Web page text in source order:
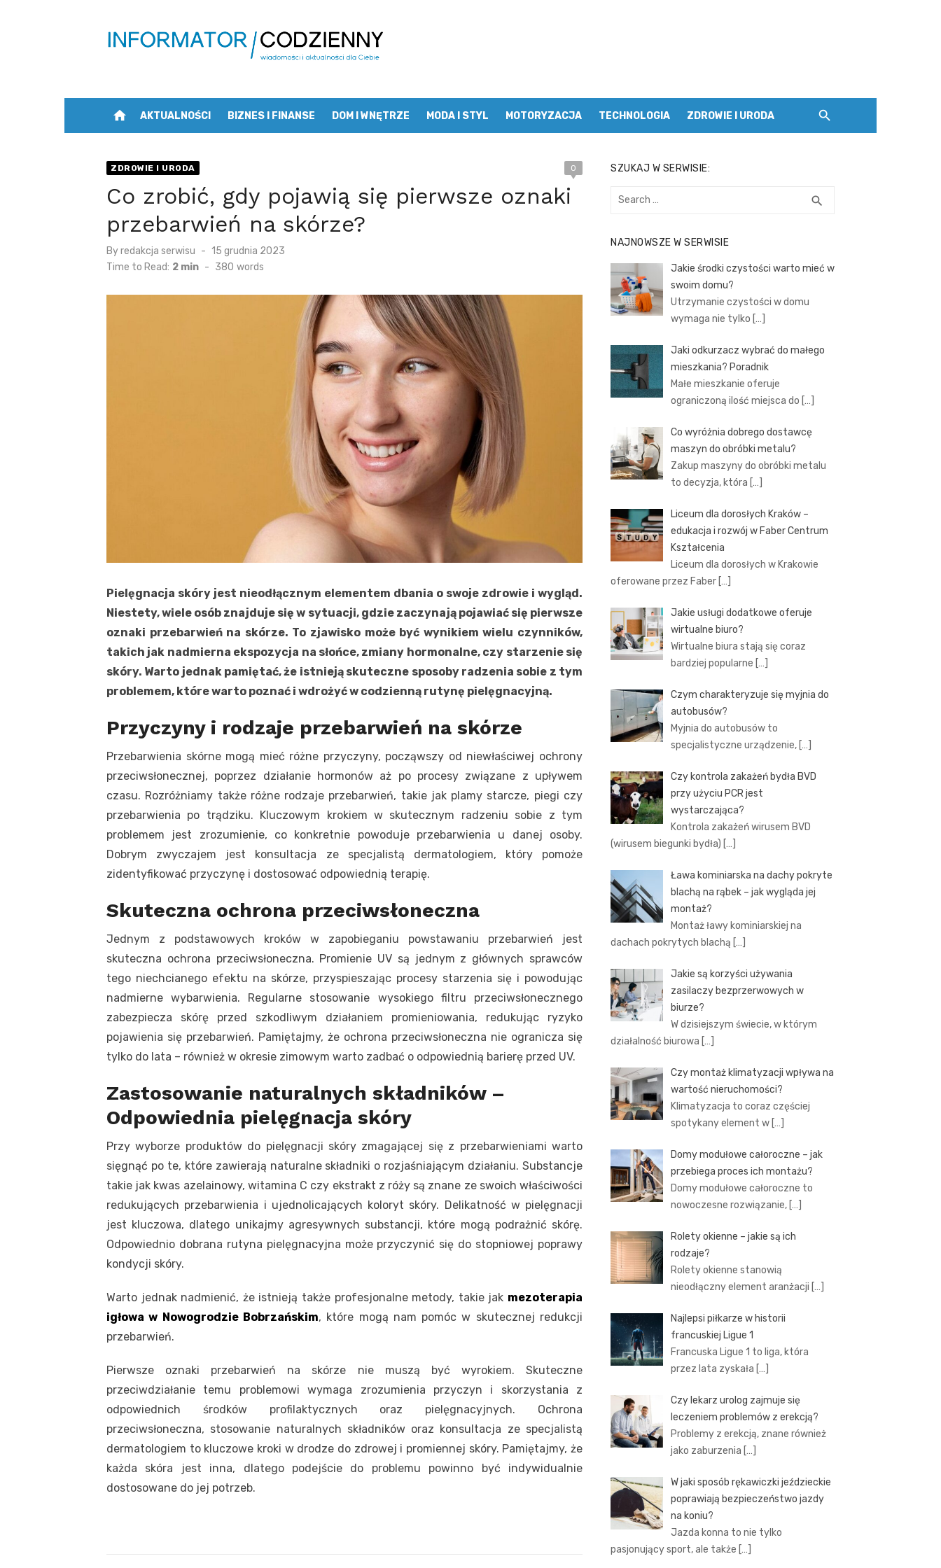
home AKTUALNOŚCI BIZNES I FINANSE DOM I WNĘTRZE MODA I STYL MOTORYZACJA TECHNOLOGIA ZDROWIE I URODA
ZDROWIE I URODA 0
Co zrobić, gdy pojawią się pierwsze oznaki
przebarwień na skórze?
Byredakcja serwisu
Posted
on
15 grudnia 2023
Time to Read: 2 min - 380 words
Pielęgnacja skóry jest nieodłącznym elementem dbania o swoje zdrowie i wygląd.
Niestety, wiele osób znajduje się w sytuacji, gdzie zaczynają pojawiać się pierwsze
oznaki przebarwień na skórze. To zjawisko może być wynikiem wielu czynników,
takich jak nadmierna ekspozycja na słońce, zmiany hormonalne, czy starzenie się
skóry. Warto jednak pamiętać, że istnieją skuteczne sposoby radzenia sobie z tym
problemem, które warto poznać i wdrożyć w codzienną rutynę pielęgnacyjną.
Przyczyny i rodzaje przebarwień na skórze
Przebarwienia skórne mogą mieć różne przyczyny, począwszy od niewłaściwej ochrony
przeciwsłonecznej, poprzez działanie hormonów aż po procesy związane z upływem
czasu. Rozróżniamy także różne rodzaje przebarwień, takie jak plamy starcze, piegi czy
przebarwienia po trądziku. Kluczowym krokiem w skutecznym radzeniu sobie z tym
problemem jest zrozumienie, co konkretnie powoduje przebarwienia u danej osoby.
Dobrym zwyczajem jest konsultacja ze specjalistą dermatologiem, który pomoże
zidentyfikować przyczynę i dostosować odpowiednią terapię.
Skuteczna ochrona przeciwsłoneczna
Jednym z podstawowych kroków w zapobieganiu powstawaniu przebarwień jest
skuteczna ochrona przeciwsłoneczna. Promienie UV są jednym z głównych sprawców
tego niechcianego efektu na skórze, przyspieszając procesy starzenia się i powodując
nadmierne wybarwienia. Regularne stosowanie wysokiego filtru przeciwsłonecznego
zabezpiecza skórę przed szkodliwym działaniem promieniowania, redukując ryzyko
pojawienia się przebarwień. Pamiętajmy, że ochrona przeciwsłoneczna nie ogranicza się
tylko do lata – również w okresie zimowym warto zadbać o odpowiednią barierę przed UV.
Zastosowanie naturalnych składników –
Odpowiednia pielęgnacja skóry
Przy wyborze produktów do pielęgnacji skóry zmagającej się z przebarwieniami warto
sięgnąć po te, które zawierają naturalne składniki o rozjaśniającym działaniu. Substancje
takie jak kwas azelainowy, witamina C czy ekstrakt z róży są znane ze swoich właściwości
redukujących przebarwienia i ujednolicających koloryt skóry. Delikatność w pielęgnacji
jest kluczowa, dlatego unikajmy agresywnych substancji, które mogą podrażnić skórę.
Odpowiednio dobrana rutyna pielęgnacyjna może przyczynić się do stopniowej poprawy
kondycji skóry.
Warto jednak nadmienić, że istnieją także profesjonalne metody, takie jak mezoterapia
igłowa w Nowogrodzie Bobrzańskim, które mogą nam pomóc w skutecznej redukcji
przebarwień.
Pierwsze oznaki przebarwień na skórze nie muszą być wyrokiem. Skuteczne
przeciwdziałanie temu problemowi wymaga zrozumienia przyczyn i skorzystania z
odpowiednich środków profilaktycznych oraz pielęgnacyjnych. Ochrona
przeciwsłoneczna, stosowanie naturalnych składników oraz konsultacja ze specjalistą
dermatologiem to kluczowe kroki w drodze do zdrowej i promiennej skóry. Pamiętajmy, że
każda skóra jest inna, dlatego podejście do problemu powinno być indywidualnie
dostosowane do jej potrzeb.
SZUKAJ W SERWISIE:
Search
search
NAJNOWSZE W SERWISIE
Jakie środki czystości warto mieć w
swoim domu?
Utrzymanie czystości w domu
wymaga nie tylko […]
Jaki odkurzacz wybrać do małego
mieszkania? Poradnik
Małe mieszkanie oferuje
ograniczoną ilość miejsca do […]
Co wyróżnia dobrego dostawcę
maszyn do obróbki metalu?
Zakup maszyny do obróbki metalu
to decyzja, która […]
Liceum dla dorosłych Kraków –
edukacja i rozwój w Faber Centrum
Kształcenia
Liceum dla dorosłych w Krakowie
oferowane przez Faber […]
Jakie usługi dodatkowe oferuje
wirtualne biuro?
Wirtualne biura stają się coraz
bardziej popularne […]
Czym charakteryzuje się myjnia do
autobusów?
Myjnia do autobusów to
specjalistyczne urządzenie, […]
Czy kontrola zakażeń bydła BVD
przy użyciu PCR jest
wystarczająca?
Kontrola zakażeń wirusem BVD
(wirusem biegunki bydła) […]
Ława kominiarska na dachy pokryte
blachą na rąbek – jak wygląda jej
montaż?
Montaż ławy kominiarskiej na
dachach pokrytych blachą […]
Jakie są korzyści używania
zasilaczy bezprzerwowych w
biurze?
W dzisiejszym świecie, w którym
działalność biurowa […]
Czy montaż klimatyzacji wpływa na
wartość nieruchomości?
Klimatyzacja to coraz częściej
spotykany element w […]
Domy modułowe całoroczne – jak
przebiega proces ich montażu?
Domy modułowe całoroczne to
nowoczesne rozwiązanie, […]
Rolety okienne – jakie są ich
rodzaje?
Rolety okienne stanowią
nieodłączny element aranżacji […]
Najlepsi piłkarze w historii
francuskiej Ligue 1
Francuska Ligue 1 to liga, która
przez lata zyskała […]
Czy lekarz urolog zajmuje się
leczeniem problemów z erekcją?
Problemy z erekcją, znane również
jako zaburzenia […]
W jaki sposób rękawiczki jeździeckie
poprawiają bezpieczeństwo jazdy
na koniu?
Jazda konna to nie tylko
pasjonujący sport, ale także […]